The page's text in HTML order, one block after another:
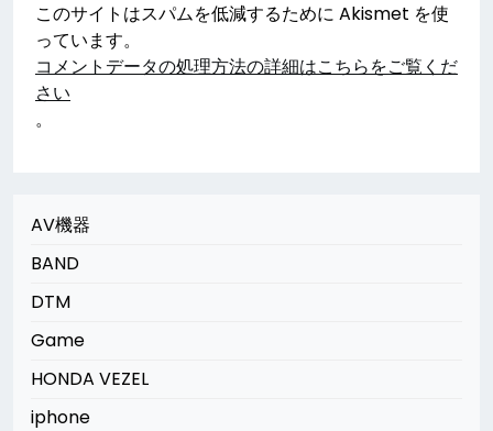
このサイトはスパムを低減するために Akismet を使
っています。
コメントデータの処理方法の詳細はこちらをご覧くだ
さい
。
AV機器
BAND
DTM
Game
HONDA VEZEL
iphone